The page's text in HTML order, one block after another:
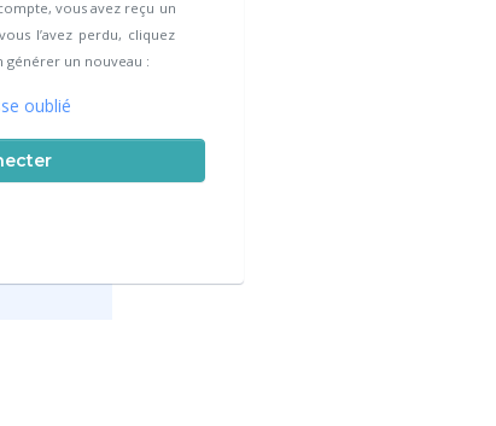
vous avez reçu un
l’avez perdu, cliquez
générer un nouveau :
oublié